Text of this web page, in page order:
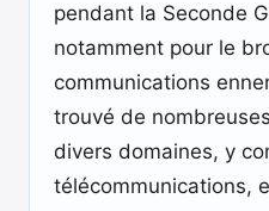
pendant la Seconde
notamment pour le
communications
trouvé de
divers domaines, y
télécommunications,